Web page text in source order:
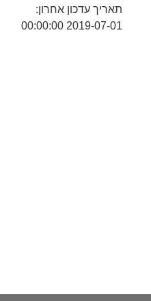
תאריך עדכון אחרון:
2019-07-01 00:00:00